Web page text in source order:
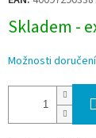
Skladem -
Možnosti doručení